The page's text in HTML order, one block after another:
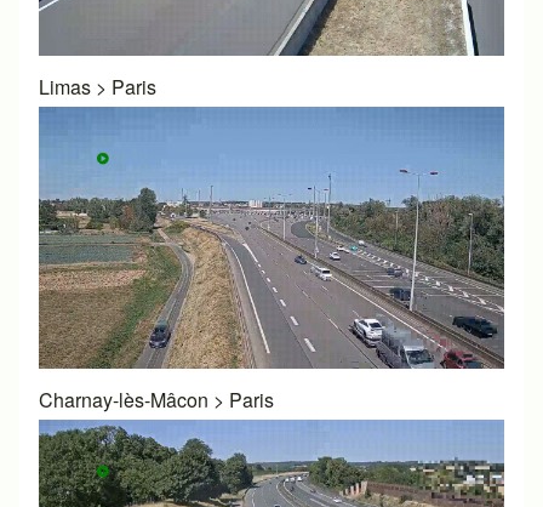
Limas > Paris
Charnay-lès-Mâcon > Paris